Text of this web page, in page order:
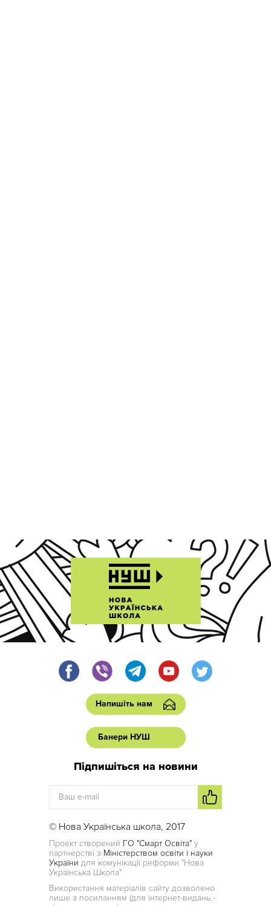
Напишіть нам
Банери НУШ
Підпишіться на новини
© Нова Українська школа, 2017
Проект створений ГО "Смарт Освіта" у
партнерстві з Міністерством освіти і науки
України для комунікації реформи "Нова
Українська Школа"
Використання матеріалів сайту дозволено
лише з посиланням (для інтернет-видань -